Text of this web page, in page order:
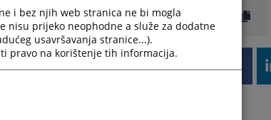
i bez njih web stranica ne bi mogla
nisu prijeko neophodne a služe za dodatne
usavršavanja stranice...).
pravo na korištenje tih informacija.